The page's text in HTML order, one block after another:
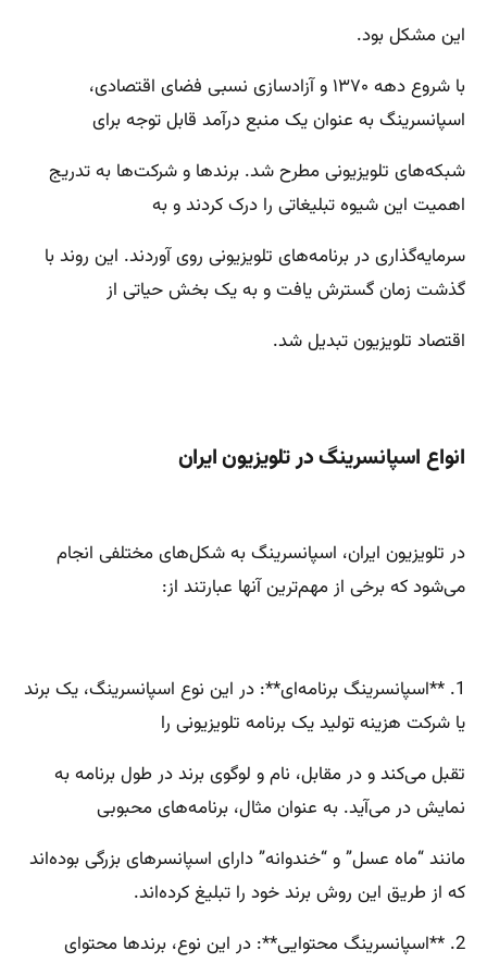
این مشکل بود.
با شروع دهه ۱۳۷۰ و آزادسازی نسبی فضای اقتصادی،
اسپانسرینگ به عنوان یک منبع درآمد قابل توجه برای
شبکه‌های تلویزیونی مطرح شد. برندها و شرکت‌ها به تدریج
اهمیت این شیوه تبلیغاتی را درک کردند و به
سرمایه‌گذاری در برنامه‌های تلویزیونی روی آوردند. این روند با
گذشت زمان گسترش یافت و به یک بخش حیاتی از
اقتصاد تلویزیون تبدیل شد.
انواع اسپانسرینگ در تلویزیون ایران
در تلویزیون ایران، اسپانسرینگ به شکل‌های مختلفی انجام
می‌شود که برخی از مهم‌ترین آنها عبارتند از:
1. **اسپانسرینگ برنامه‌ای**: در این نوع اسپانسرینگ، یک برند
یا شرکت هزینه تولید یک برنامه تلویزیونی را
تقبل می‌کند و در مقابل، نام و لوگوی برند در طول برنامه به
نمایش در می‌آید. به عنوان مثال، برنامه‌های محبوبی
مانند “ماه عسل” و “خندوانه” دارای اسپانسرهای بزرگی بوده‌اند
که از طریق این روش برند خود را تبلیغ کرده‌اند.
2. **اسپانسرینگ محتوایی**: در این نوع، برندها محتوای